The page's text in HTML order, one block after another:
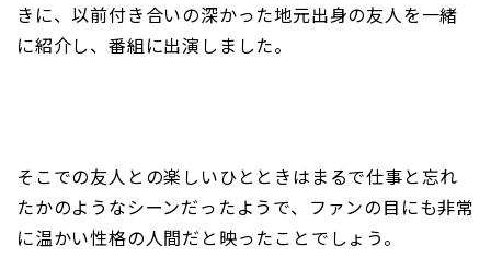
きに、以前付き合いの深かった地元出身の友人を一緒
に紹介し、番組に出演しました。
そこでの友人との楽しいひとときはまるで仕事と忘れ
たかのようなシーンだったようで、ファンの目にも非常
に温かい性格の人間だと映ったことでしょう。